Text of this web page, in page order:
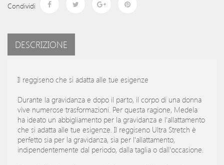
Condividi
DESCRIZIONE
Il reggiseno che si adatta alle tue esigenze
Durante la gravidanza e dopo il parto, il corpo di una donna
vive numerose trasformazioni. Per questa ragione, Medela
ha ideato un abbigliamento per la gravidanza e l'allattamento
che si adatta alle tue esigenze. Il reggiseno Ultra Stretch è
perfetto sia per la gravidanza, sia per l'allattamento,
indipendentemente dal periodo, dalla taglia o dall'occasione.